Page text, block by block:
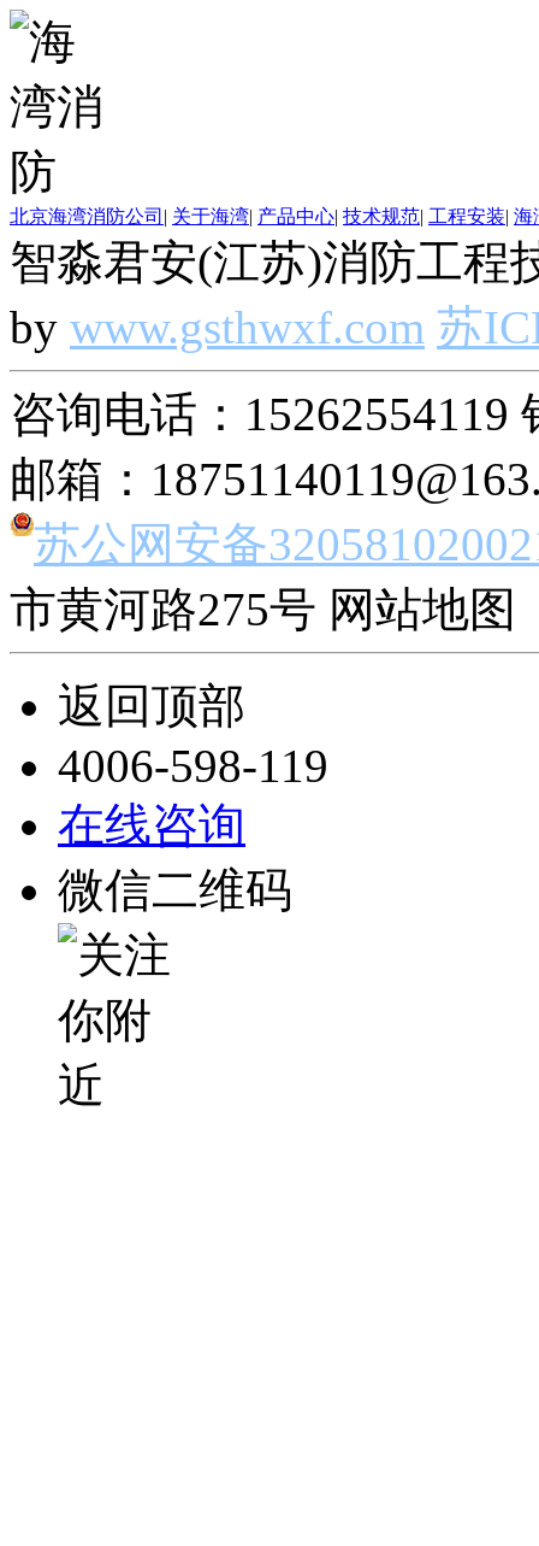
北京海湾消防公司 | 关于海湾| 产品中心| 技术规范| 工程安装| 海
智淼君安(江苏)消防工程
by www.gsthwxf.com 苏
咨询电话：15262554119
邮箱：
苏公网安备
市黄河路275号 网站地图
返回顶部
4006-598-119
在线咨询
微信二维码